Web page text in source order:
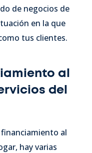
de negocios de
en la que
tus clientes.
al
del
al
hay varias